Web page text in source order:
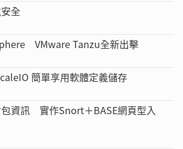
全
VMware Tanzu全新出擊
簡單享用軟體定義儲存
資訊 實作Snort＋BASE網頁型入